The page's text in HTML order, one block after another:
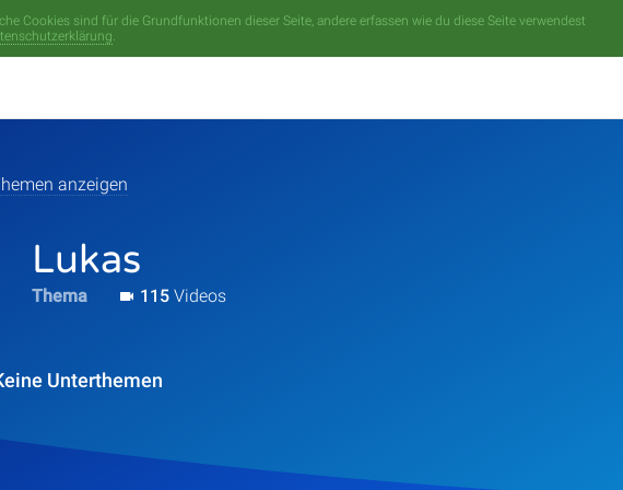
Cookies sind für die Grundfunktionen dieser Seite, andere erfassen wie du diese Seite verwendest
.
anzeigen
Lukas
Thema 115Videos
Unterthemen